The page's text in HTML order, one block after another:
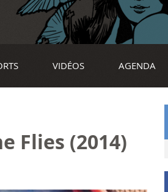
VIDÉOS AGENDA
Flies (2014)